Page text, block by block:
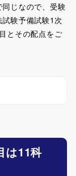
じなので、受験
験予備試験1次
とその配点をご
は11科